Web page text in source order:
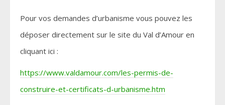
Pour vos demandes d’urbanisme vous pouvez les
déposer directement sur le site du Val d’Amour en
cliquant ici :
https://www.valdamour.com/les-permis-de-
construire-et-certificats-d-urbanisme.htm